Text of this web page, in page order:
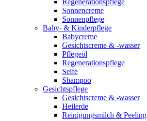
Regenerationspflege
Sonnencreme
Sonnenpflege
Baby- & Kinderpflege
Babycreme
Gesichtscreme & -wasser
Pflegeöl
Regenerationspflege
Seife
Shampoo
Gesichtspflege
Gesichtscreme & -wasser
Heilerde
Reinigungsmilch & Peeling